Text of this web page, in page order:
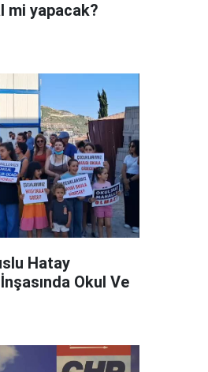
mi yapacak?
Hatay
Okul Ve